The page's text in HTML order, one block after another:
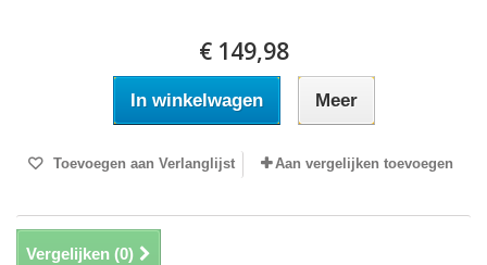
€ 149,98
In winkelwagen Meer
Toevoegen aan Verlanglijst Aan vergelijken toevoegen
Vergelijken (0)